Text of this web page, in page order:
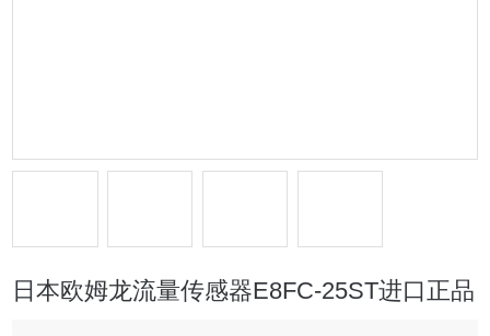
日本欧姆龙流量传感器E8FC-25ST进口正品